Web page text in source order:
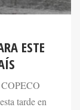
ESTE
tarde en